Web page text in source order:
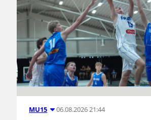
MU15 06.08.2026 21:44